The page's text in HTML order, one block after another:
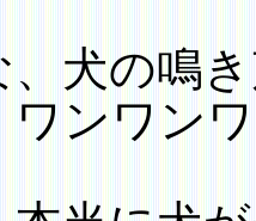
、犬の鳴
ワンワン